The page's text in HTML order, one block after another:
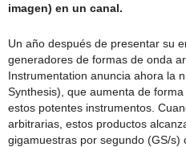
imagen) en un canal.
Un año después de presentar su
generadores de formas de onda
Instrumentation anuncia ahora la
Synthesis), que aumenta de
estos potentes instrumentos.
arbitrarias, estos productos
gigamuestras por segundo (GS/s)